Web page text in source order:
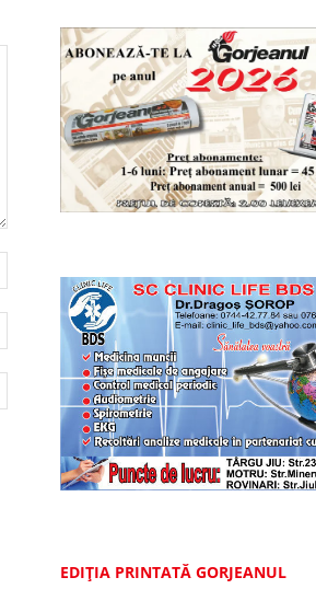
EDIȚIA PRINTATĂ GORJEANUL